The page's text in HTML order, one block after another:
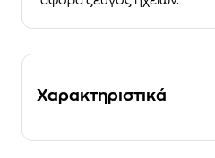
Χαρακτηριστικά